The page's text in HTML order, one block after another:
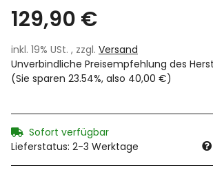
129,90 €
inkl. 19% USt. , zzgl. Versand
Unverbindliche Preisempfehlung des
(Sie sparen 23.54%, also 40,00 €)
Sofort verfügbar
Lieferstatus: 2-3 Werktage